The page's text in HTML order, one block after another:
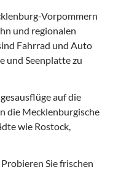
Vorpommern
und regionalen
Fahrrad und Auto
und Seenplatte zu
auf die
die Mecklenburgische
wie Rostock,
Probieren Sie frischen